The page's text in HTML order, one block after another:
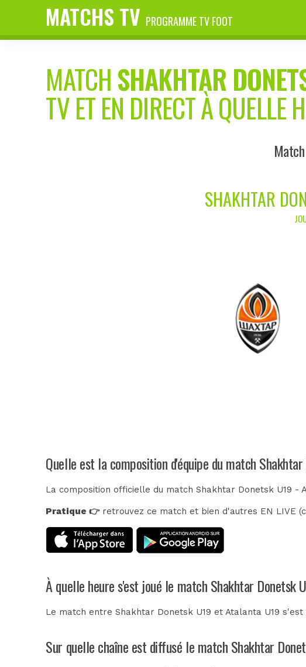
MATCHS TV PROGRAMME TV FOOT
MATCHSHAKHTAR
TV ET EN DIRECT À QUELLE
SHAKHTAR
Quelle est la composition d'équipe du match
La composition officielle du match Shakhtar Donetsk U19 -
Pratique 👉retrouvez ce match et bien d'autres EN LIVE
À quelle heure s'est joué le match Shakhtar Donetsk
Le match entre Shakhtar Donetsk U19 et Atalanta U19
Sur quelle chaîne est diffusé le match Shakhtar